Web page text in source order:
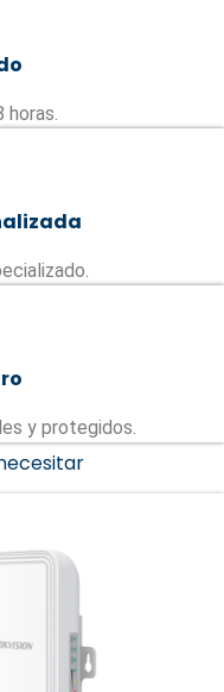
horas.
y protegidos.